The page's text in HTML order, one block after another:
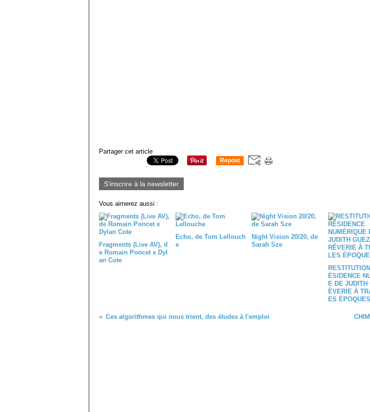
Partager cet article
Repost
S'inscrire à la newsletter
Vous aimerez aussi :
Fragments (Live AV), d
e Romain Poncet x Dyl
an Cote
Echo, de Tom Lellouch
e
Night Vision 20/20, de
Sarah Sze
ÉSIDENCE
E DE JUDITH
ÊVERIE À
ES ÉPOQUES
Ces algorithmes qui nous trient, des études à l'emploi